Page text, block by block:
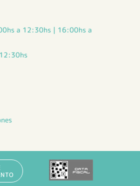
a 12:30hs | 16:00hs a